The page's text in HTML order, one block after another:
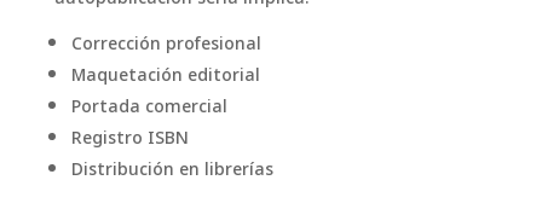
Corrección profesional
Maquetación editorial
Portada comercial
Registro ISBN
Distribución en librerías